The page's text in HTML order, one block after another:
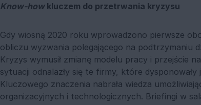
Know-howkluczem do przetrwania kryzysu
Gdy wiosną 2020 roku wprowadzono pierwsze
obliczu wyzwania polegającego na podtrzymaniu
Kryzys wymusił zmianę modelu pracy i przejście
sytuacji odnalazły się te firmy, które
Kluczowego znaczenia nabrała wiedza
organizacyjnych i technologicznych. Briefingi w